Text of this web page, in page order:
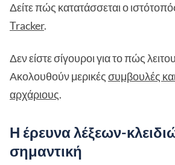
Δείτε πώς κατατάσσεται ο
Tracker.
Δεν είστε σίγουροι για το πώς
Ακολουθούν μερικέςσυμβουλές
αρχάριους.
Η έρευνα λέξεων-
σημαντική